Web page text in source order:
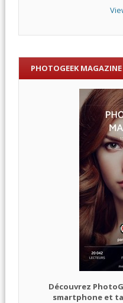
PHOTOGEEK MAGAZINE
Découvrez
smartphone et